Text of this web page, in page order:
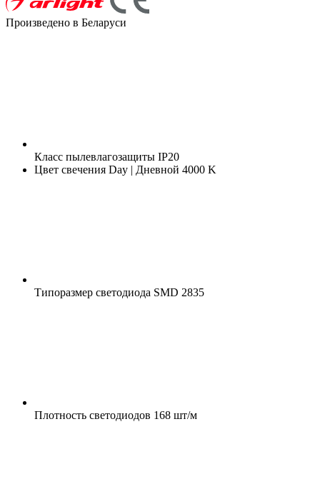
Произведено в Беларуси
Класс пылевлагозащиты IP20
Цвет свечения Day | Дневной 4000 K
Типоразмер светодиода SMD 2835
Плотность светодиодов 168 шт/м